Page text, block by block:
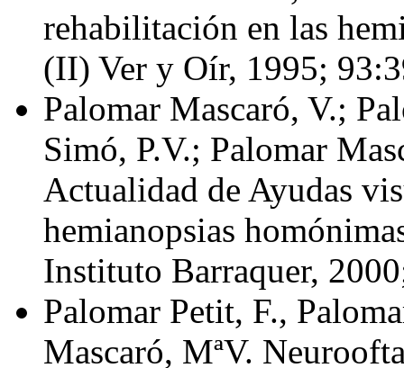
rehabilitación en las
(II) Ver y Oír, 1995;
Palomar Mascaró, V.;
Simó, P.V.; Palomar
Actualidad de Ayudas
hemianopsias
Instituto Barraquer,
Palomar Petit, F.,
Mascaró, MªV.